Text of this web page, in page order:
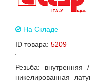
На Складе
ID товара: 5209
Резьба: внутренняя
никелированная